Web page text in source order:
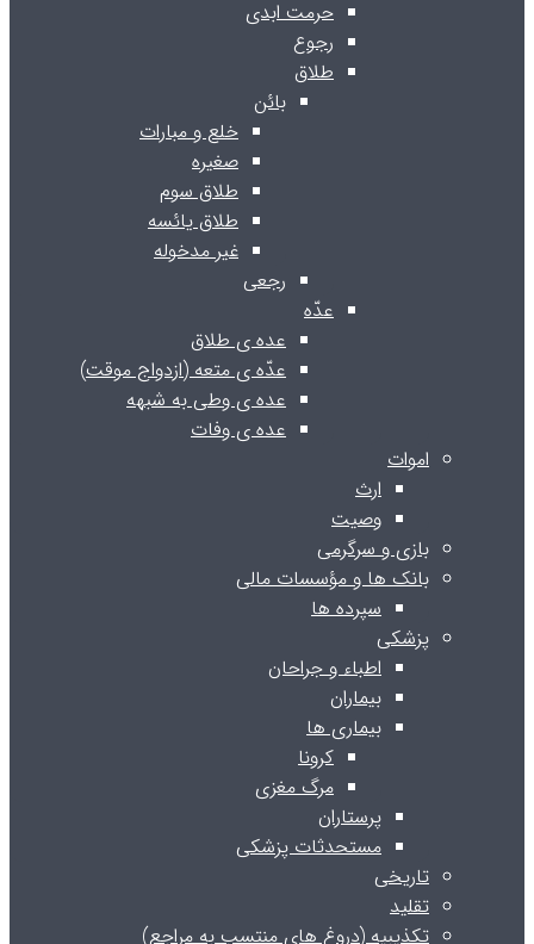
حرمت ابدی
رجوع
طلاق
بائن
خلع و مبارات
صغیره
طلاق سوم
طلاق یائسه
غیر مدخوله
رجعی
عدّه
عده ی طلاق
عدّه ی متعه (ازدواج موقت)
عده ی وطی به شبهه
عده ی وفات
اموات
ارث
وصیت
بازی و سرگرمی
بانک ها و مؤسسات مالی
سپرده ها
پزشکی
اطباء و جراحان
بیماران
بیماری ها
کرونا
مرگ مغزی
پرستاران
مستحدثات پزشکی
تاریخی
تقلید
تکذیبیه (دروغ های منتسب به مراجع)